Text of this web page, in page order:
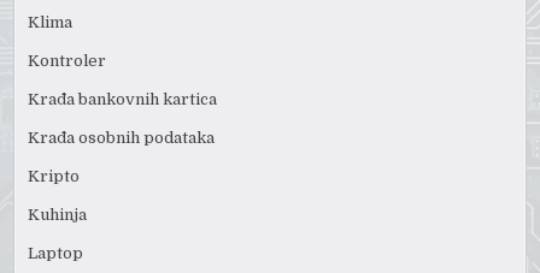
Klima
Kontroler
Krađa bankovnih kartica
Krađa osobnih podataka
Kripto
Kuhinja
Laptop